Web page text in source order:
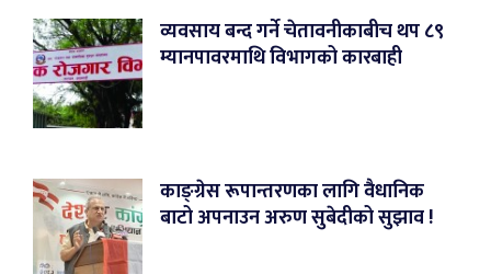
व्यवसाय बन्द गर्ने चेतावनीकाबीच थप ८९
म्यानपावरमाथि विभागको कारबाही
काङ्ग्रेस रूपान्तरणका लागि वैधानिक
बाटो अपनाउन अरुण सुबेदीको सुझाव !